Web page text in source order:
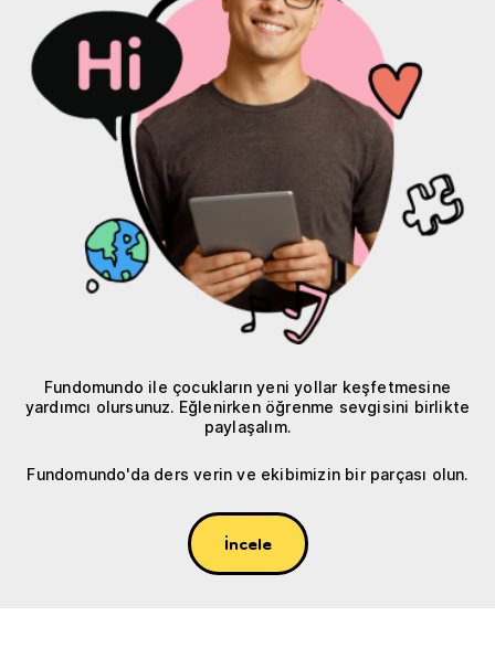
Fundomundo ile çocukların yeni yollar keşfetmesine
yardımcı olursunuz. Eğlenirken öğrenme sevgisini birlikte
paylaşalım.
Fundomundo'da ders verin ve ekibimizin bir parçası olun.
İncele